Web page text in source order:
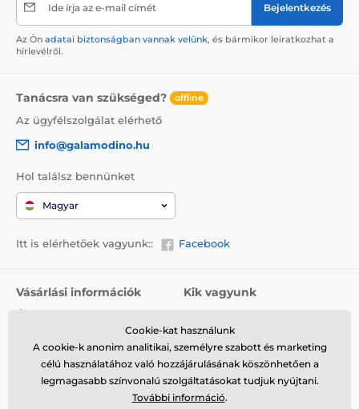
Ide írja az e-mail címét Bejelentkezés
Az Ön adatai biztonságban vannak velünk, és bármikor leiratkozhat a
hírlevélről.
Tanácsra van szükséged? offline
Az ügyfélszolgálat elérhető
info@galamodino.hu
Hol találsz bennünket
Magyar
Itt is elérhetőek vagyunk:: Facebook
Vásárlási információk
Szállítás
Visszaküldés és reklamáció
Kik vagyunk
Elérhetőségek
Együttműködés a
Galamodinóval
Cookie-kat használunk
A cookie-k anonim analitikai, személyre szabott és marketing
célú használatához való hozzájárulásának köszönhetően a
legmagasabb színvonalú szolgáltatásokat tudjuk nyújtani.
További információ.